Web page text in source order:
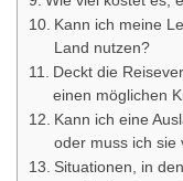
Kann ich meine
Land nutzen?
Deckt die
einen möglichen
Kann ich eine
oder muss ich sie
Situationen, in